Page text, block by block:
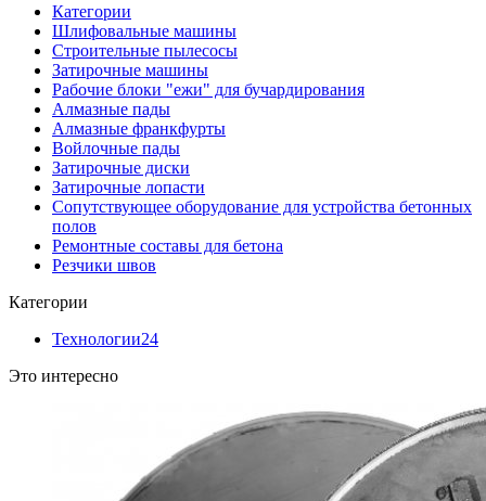
Категории
Шлифовальные машины
Строительные пылесосы
Затирочные машины
Рабочие блоки "ежи" для бучардирования
Алмазные пады
Алмазные франкфурты
Войлочные пады
Затирочные диски
Затирочные лопасти
Сопутствующее оборудование для устройства бетонных
полов
Ремонтные составы для бетона
Резчики швов
Категории
Технологии24
Это интересно